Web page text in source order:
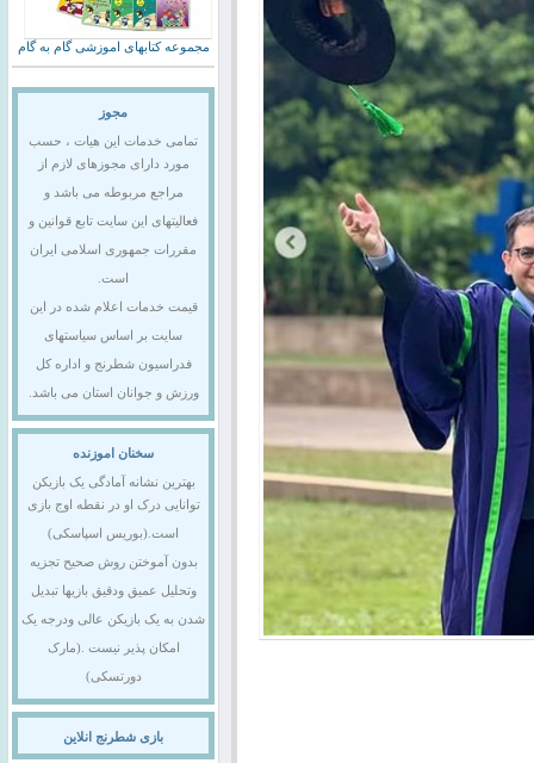
مجموعه کتابهای اموزشی گام به گام
مجوز
تمامی خدمات این هیات ، حسب
مورد دارای مجوزهای لازم از
مراجع مربوطه می باشد و
فعالیتهای این سایت تابع قوانین و
مقررات جمهوری اسلامی ایران
است.
قیمت خدمات اعلام شده در این
سایت بر اساس سیاستهای
فدراسیون شطرنج و اداره کل
ورزش و جوانان استان می باشد.
سخنان اموزنده
بهترین نشانه آمادگی یک بازیکن
توانایی درک او در نقطه اوج بازی
است.(بوریس اسپاسکی)
بدون آموختن روش صحیح تجزیه
وتحلیل عمیق ودقیق بازیها تبدیل
شدن به یک بازیکن عالی ودرجه یک
امکان پذیر نیست .(مارک
دورتسکی)
بازی شطرنج انلاین